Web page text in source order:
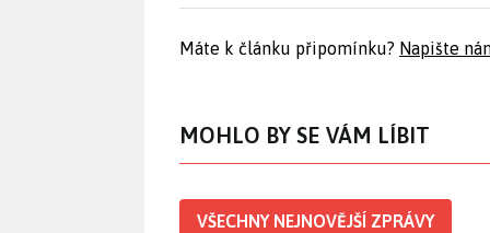
Máte k článku připomínku? Napište
MOHLO BY SE VÁM LÍBIT
VŠECHNY NEJNOVĚJŠÍ ZPRÁVY